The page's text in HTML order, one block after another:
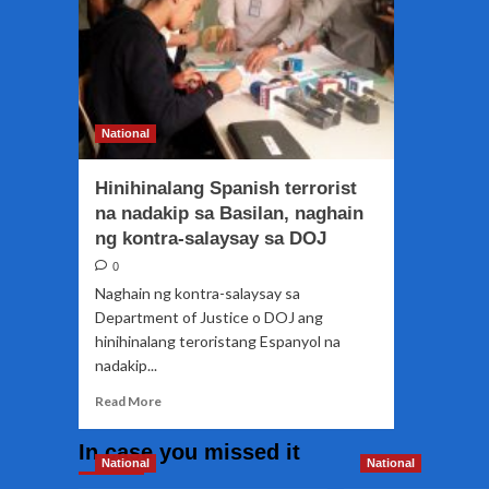
National
Hinihinalang Spanish terrorist
na nadakip sa Basilan, naghain
ng kontra-salaysay sa DOJ
0
Naghain ng kontra-salaysay sa
Department of Justice o DOJ ang
hinihinalang teroristang Espanyol na
nadakip...
Read MoreRead
Hinihinalang
In case you missed it
National National